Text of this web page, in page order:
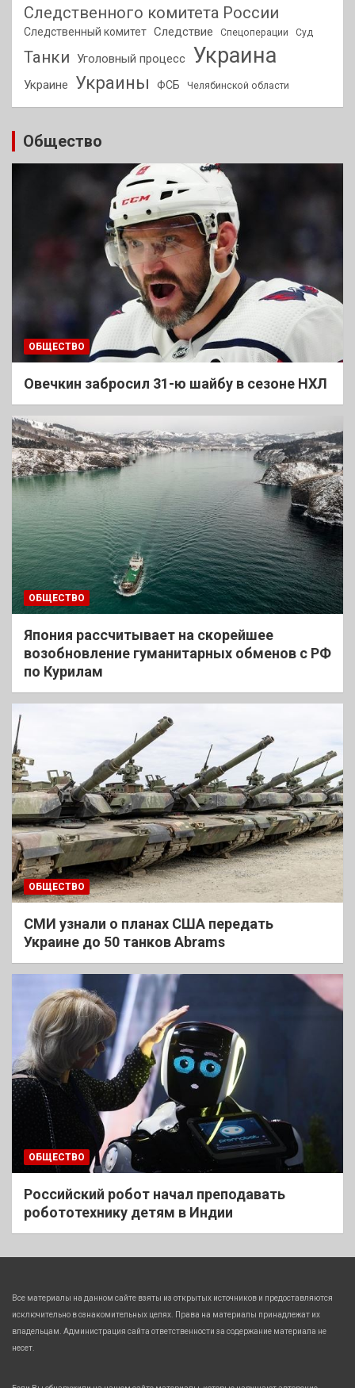
Следственного комитета России
Следственный комитет Следствие Спецоперации Суд
Танки Уголовный процесс Украина
Украине Украины ФСБ Челябинской области
Общество
ОБЩЕСТВО
Овечкин забросил 31-ю шайбу в сезоне НХЛ
ОБЩЕСТВО
Япония рассчитывает на скорейшее
возобновление гуманитарных обменов с РФ
по Курилам
ОБЩЕСТВО
СМИ узнали о планах США передать
Украине до 50 танков Abrams
ОБЩЕСТВО
Российский робот начал преподавать
робототехнику детям в Индии
Все материалы на данном сайте взяты из открытых источников и предоставляются
исключительно в ознакомительных целях. Права на материалы принадлежат их
владельцам. Администрация сайта ответственности за содержание материала не
несет.